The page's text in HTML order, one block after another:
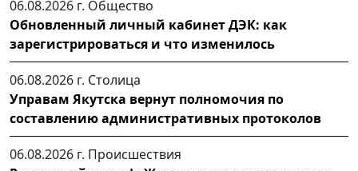
06.08.2026 г. Общество
Обновленный личный кабинет ДЭК: как
зарегистрироваться и что изменилось
06.08.2026 г. Столица
Управам Якутска вернут полномочия по
составлению административных протоколов
06.08.2026 г. Происшествия